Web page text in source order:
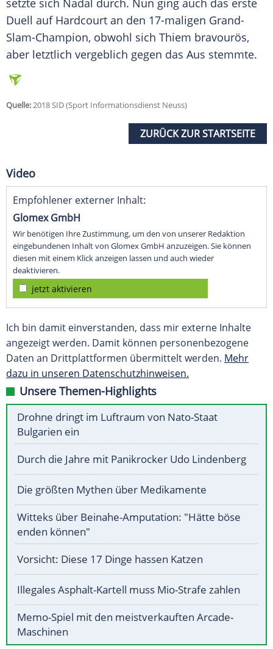
setzte sich Nadal durch. Nun ging auch das erste
Duell auf Hardcourt an den 17-maligen Grand-
Slam-Champion, obwohl sich Thiem bravourös,
aber letztlich vergeblich gegen das Aus stemmte.
Quelle:2018 SID (Sport Informationsdienst Neuss)
ZURÜCK ZUR STARTSEITE
Video
Empfohlener externer Inhalt:
Glomex GmbH
Wir benötigen Ihre Zustimmung, um den von unserer Redaktion
eingebundenen Inhalt von Glomex GmbH anzuzeigen. Sie können
diesen mit einem Klick anzeigen lassen und auch wieder
deaktivieren.
jetzt aktivieren
Ich bin damit einverstanden, dass mir externe Inhalte
angezeigt werden. Damit können personenbezogene
Daten an Drittplattformen übermittelt werden. Mehr
dazu in unseren Datenschutzhinweisen.
Unsere Themen-Highlights
Drohne dringt im Luftraum von Nato-Staat
Bulgarien ein
Durch die Jahre mit Panikrocker Udo Lindenberg
Die größten Mythen über Medikamente
Witteks über Beinahe-Amputation: "Hätte böse
enden können"
Vorsicht: Diese 17 Dinge hassen Katzen
Illegales Asphalt-Kartell muss Mio-Strafe zahlen
Memo-Spiel mit den meistverkauften Arcade-
Maschinen